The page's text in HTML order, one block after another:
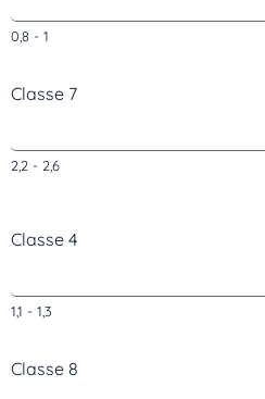
0,8 - 1
Classe 7
2,2 - 2,6
Classe 4
1,1 - 1,3
Classe 8